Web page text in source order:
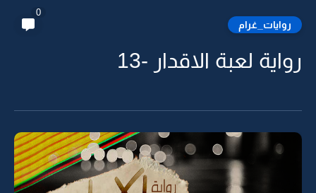
روايات_غرام
0
رواية لعبة الاقدار -13